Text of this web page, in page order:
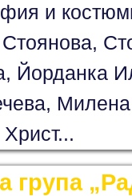
и
Йорданка
група